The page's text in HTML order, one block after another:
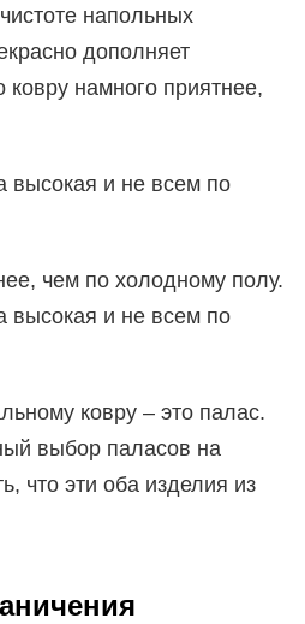
напольных
дополняет
ковру намного приятнее,
высокая и не всем по
чем по холодному полу.
высокая и не всем по
ковру – это палас.
выбор паласов на
что эти оба изделия из